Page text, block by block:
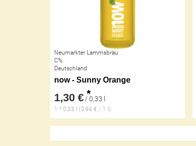
Neumarkter Lammsbräu
C%
Deutschland
now - Sunny Orange
1,30 € *
/ 0,33 l
1 * 0,33 l (3,94 € / 1 l)